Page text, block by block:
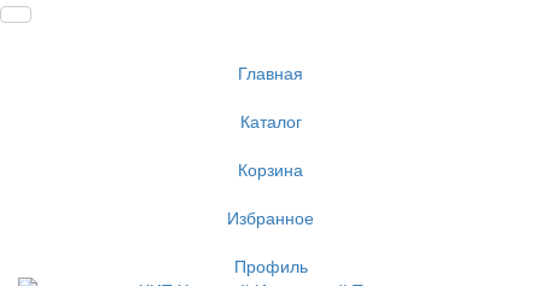
Главная
Каталог
Корзина
Избранное
Профиль